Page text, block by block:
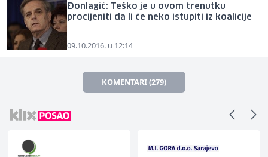
Đonlagić: Teško je u ovom trenutku
procijeniti da li će neko istupiti iz koalicije
09.10.2016. u 12:14
KOMENTARI (279)